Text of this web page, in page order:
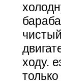
ходу.